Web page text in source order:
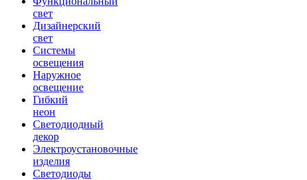
свет
Дизайнерский
свет
Системы
освещения
Наружное
освещение
Гибкий
неон
Светодиодный
декор
Электроустановочные
изделия
Светодиоды